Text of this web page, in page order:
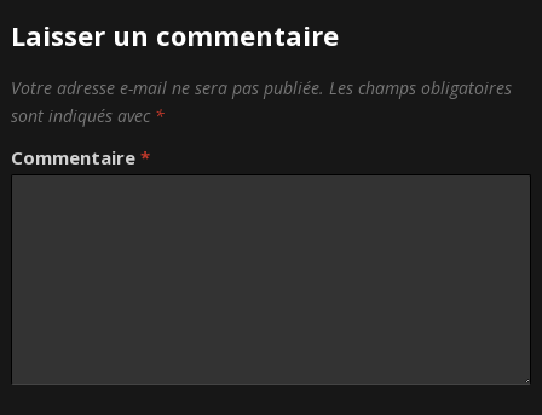
Laisser un commentaire
Votre adresse e-mail ne sera pas publiée. Les champs obligatoires
sont indiqués avec *
Commentaire *